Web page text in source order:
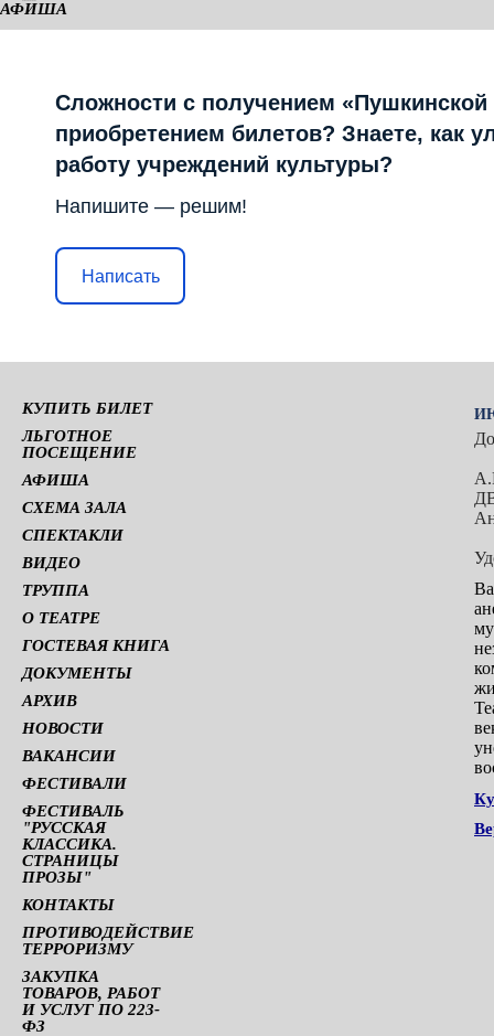
АФИША
Сложности с получением «Пушкинской
приобретением билетов? Знаете, как
работу учреждений культуры?
Напишите — решим!
Написать
КУПИТЬ БИЛЕТ
ЛЬГОТНОЕ
ПОСЕЩЕНИЕ
АФИША
СХЕМА ЗАЛА
СПЕКТАКЛИ
ВИДЕО
ТРУППА
О ТЕАТРЕ
ГОСТЕВАЯ КНИГА
ДОКУМЕНТЫ
АРХИВ
НОВОСТИ
ВАКАНСИИ
ФЕСТИВАЛИ
ФЕСТИВАЛЬ
"РУССКАЯ
КЛАССИКА.
СТРАНИЦЫ
ПРОЗЫ"
КОНТАКТЫ
ПРОТИВОДЕЙСТВИЕ
ТЕРРОРИЗМУ
ЗАКУПКА
ТОВАРОВ, РАБОТ
И УСЛУГ ПО 223-
ФЗ